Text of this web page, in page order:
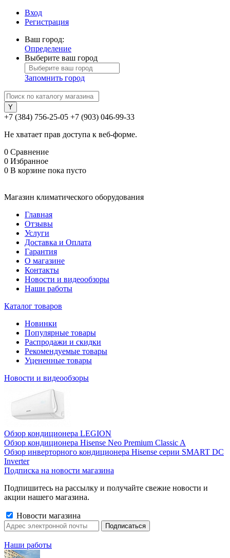
Вход
Регистрация
Ваш город:
Определение
Выберите ваш город
Запомнить город
+7 (384) 756-25-05 +7 (903) 046-99-33
Не хватает прав доступа к веб-форме.
0 Сравнение
0 Избранное
0 В корзине пока пусто
Магазин климатического оборудования
Главная
Отзывы
Услуги
Доставка и Оплата
Гарантия
О магазине
Контакты
Новости и видеообзоры
Наши работы
Каталог товаров
Новинки
Популярные товары
Распродажи и скидки
Рекомендуемые товары
Уцененные товары
Новости и видеообзоры
Обзор кондиционера LEGION
Обзор кондиционера Hisense Neo Premium Classic A
Обзор инверторного кондиционера Hisense серии SMART DC
Inverter
Подписка на новости магазина
Подпишитесь на рассылку и получайте свежие новости и
акции нашего магазина.
Новости магазина
Наши работы